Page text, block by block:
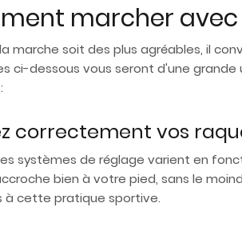
marcher
marche soit des plus agréables, il
ci-dessous vous seront d'une
correctement vos
systèmes de réglage varient en
bien à votre pied, sans le
à cette pratique sportive.